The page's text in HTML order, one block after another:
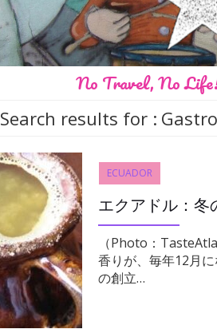
No Travel, No
Search results for :
ECUADOR
（Photo：
香りが、毎年12月
の創立…